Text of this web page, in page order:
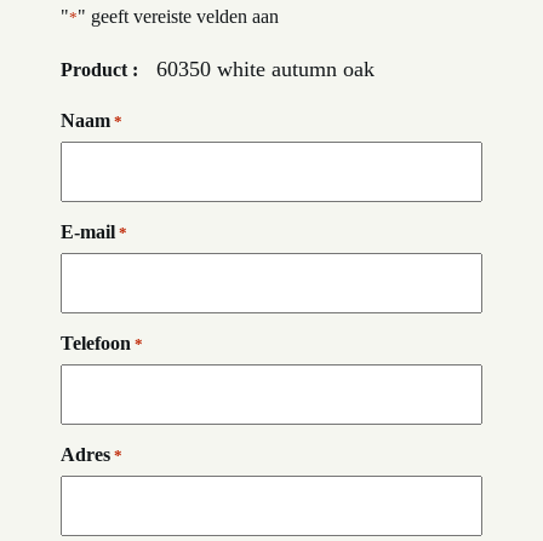
"*" geeft vereiste velden aan
Product : 60350 white autumn oak
Naam *
E-mail *
Telefoon *
Adres *